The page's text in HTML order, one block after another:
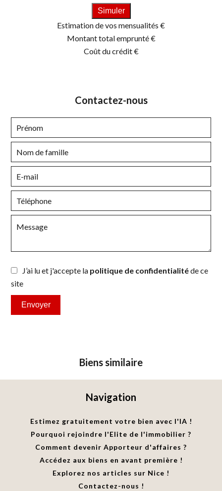
Simuler
Estimation de vos mensualités €
Montant total emprunté€
Coût du crédit€
Contactez-nous
J’ai lu et j'accepte la politique de confidentialitéde ce
site
Envoyer
Biens similaire
Navigation
Estimez gratuitement votre bien avec l'IA !
Pourquoi rejoindre l'Elite de l'immobilier ?
Comment devenir Apporteur d'affaires ?
Accédez aux biens en avant première !
Explorez nos articles sur Nice !
Contactez-nous !